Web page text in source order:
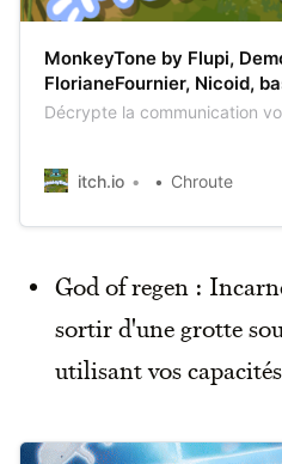
MonkeyTone by Flupi,
FlorianeFournier, Nicoid,
Décrypte la communication
itch.io Chroute
God of regen :
sortir d'une grotte
utilisant vos